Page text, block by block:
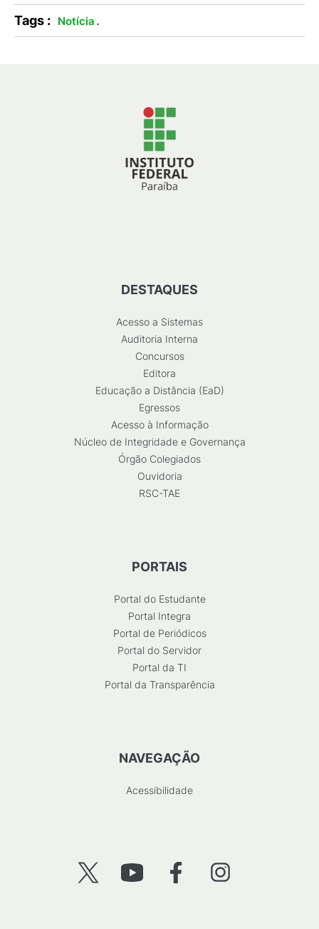
Tags : Notícia .
DESTAQUES
Acesso a Sistemas
Auditoria Interna
Concursos
Editora
Educação a Distância (EaD)
Egressos
Acesso à Informação
Núcleo de Integridade e Governança
Órgão Colegiados
Ouvidoria
RSC-TAE
PORTAIS
Portal do Estudante
Portal Integra
Portal de Periódicos
Portal do Servidor
Portal da TI
Portal da Transparência
NAVEGAÇÃO
Acessibilidade